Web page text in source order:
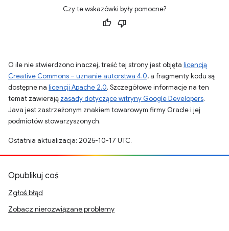
Czy te wskazówki były pomocne?
O ile nie stwierdzono inaczej, treść tej strony jest objęta licencją
Creative Commons – uznanie autorstwa 4.0, a fragmenty kodu są
dostępne na licencji Apache 2.0. Szczegółowe informacje na ten
temat zawierają zasady dotyczące witryny Google Developers.
Java jest zastrzeżonym znakiem towarowym firmy Oracle i jej
podmiotów stowarzyszonych.
Ostatnia aktualizacja: 2025-10-17 UTC.
Opublikuj coś
Zgłoś błąd
Zobacz nierozwiązane problemy